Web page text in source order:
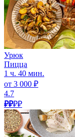
Урюк
Пицца
1 ч. 40 мин.
от 3 000 ₽
4.7
₽₽₽₽